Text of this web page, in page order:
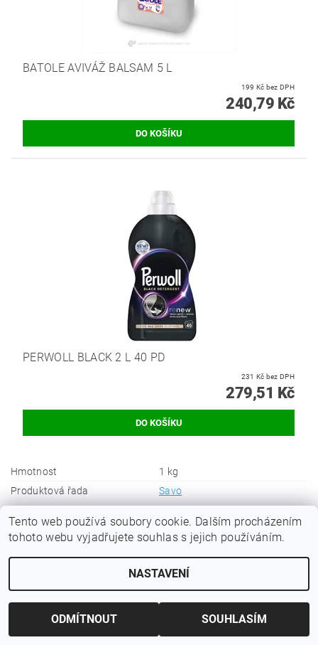
BATOLE AVIVÁŽ BALSAM 5 L
199 Kč bez DPH
240,79 Kč
PERWOLL BLACK 2 L 40 PD
231 Kč bez DPH
279,51 Kč
Hmotnost
1 kg
Produktová řada
Savo
Buďte první, kdo napíše příspěvek k této položce.
Přidat komentář
Tento web používá soubory cookie. Dalším procházením
tohoto webu vyjadřujete souhlas s jejich používáním.
NASTAVENÍ
ODMÍTNOUT SOUHLASÍM